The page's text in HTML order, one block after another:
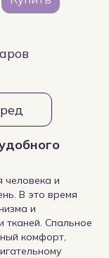
человека и
В это время
и
тканей. Спальное
комфорт,